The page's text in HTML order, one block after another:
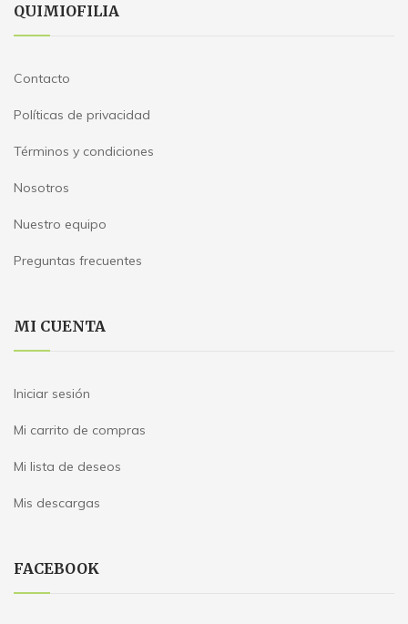
QUIMIOFILIA
Contacto
Políticas de privacidad
Términos y condiciones
Nosotros
Nuestro equipo
Preguntas frecuentes
MI CUENTA
Iniciar sesión
Mi carrito de compras
Mi lista de deseos
Mis descargas
FACEBOOK